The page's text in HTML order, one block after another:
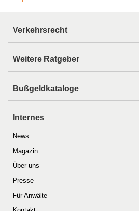
Verkehrsrecht
Weitere Ratgeber
Bußgeldkataloge
Internes
News
Magazin
Über uns
Presse
Für Anwälte